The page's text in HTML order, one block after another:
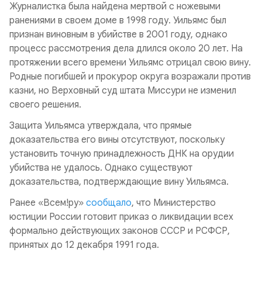
Журналистка была найдена мертвой с ножевыми
ранениями в своем доме в 1998 году. Уильямс был
признан виновным в убийстве в 2001 году, однако
процесс рассмотрения дела длился около 20 лет. На
протяжении всего времени Уильямс отрицал свою вину.
Родные погибшей и прокурор округа возражали против
казни, но Верховный суд штата Миссури не изменил
своего решения.
Защита Уильямса утверждала, что прямые
доказательства его вины отсутствуют, поскольку
установить точную принадлежность ДНК на орудии
убийства не удалось. Однако существуют
доказательства, подтверждающие вину Уильямса.
Ранее «Всем!ру» сообщало, что Министерство
юстиции России готовит приказ о ликвидации всех
формально действующих законов СССР и РСФСР,
принятых до 12 декабря 1991 года.